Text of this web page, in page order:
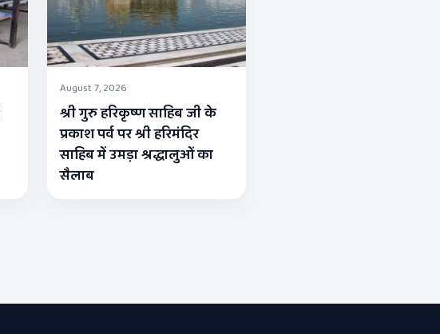
August 7, 2026
श्री गुरु हरिकृष्ण साहिब जी के
प्रकाश पर्व पर श्री हरिमंदिर
साहिब में उमड़ा श्रद्धालुओं का
सैलाब